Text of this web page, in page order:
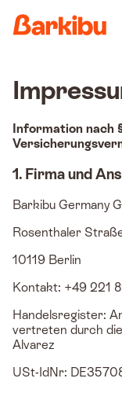
Information nach
1. Firma und
Barkibu Germany
Rosenthaler
10119 Berlin
Kontakt: +49 221
Handelsregister:
vertreten durch
Alvarez
USt-IdNr: